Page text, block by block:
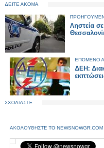
ΔΕΙΤΕ ΑΚΟΜΑ
Ληστεία σε
ΕΠΟΜΕΝΟ
ΔΕΗ:
ΣΧΟΛΙΑΣΤΕ
ΑΚΟΛΟΥΘΗΣΤΕ ΤΟ NEWSNOWGR.COM